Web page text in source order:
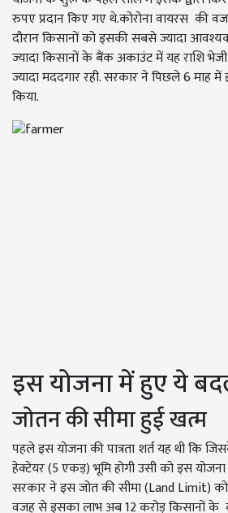
रुपए प्रदान किए गए थे.कोरोना वायरस की
दौरान किसानों को इसकी सबसे ज्यादा
ज्यादा किसानों के बैंक अकाउंट में यह राशि
ज्यादा मददगार रही. सरकार ने पिछले 6 माह
किया.
इस योजना में हुए ये
जोतन की सीमा हुई खत्म
पहले इस योजना की पात्रता शर्त यह थी कि
हेक्टेयर (5 एकड़) भूमि होगी उसी को इस
सरकार ने इस जोत की सीमा (Land Limit)
वजह से इसका लाभ अब 12 करोड़ किसानों के